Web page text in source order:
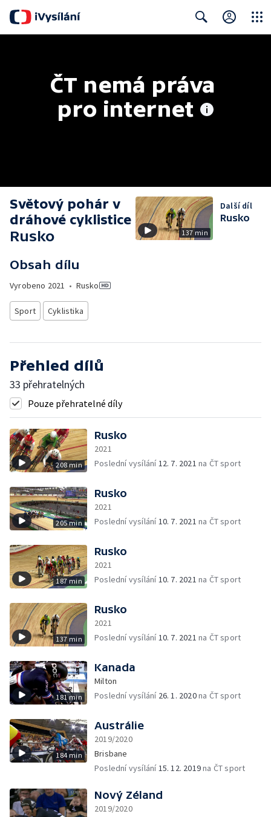
ČT nemá práva
pro internet
Světový pohár v
dráhové cyklistice
Rusko
Obsah dílu
Vyrobeno 2021 • Rusko
Sport Cyklistika
137 min
Další díl
Rusko
Přehled dílů
33 přehratelných
Pouze přehratelné díly
208 min
Rusko
2021
Poslední vysílání12. 7. 2021 na ČT sport
205 min
Rusko
2021
Poslední vysílání10. 7. 2021 na ČT sport
187 min
Rusko
2021
Poslední vysílání10. 7. 2021 na ČT sport
137 min
Rusko
2021
Poslední vysílání10. 7. 2021 na ČT sport
181 min
Kanada
Milton
Poslední vysílání 26. 1. 2020na ČT sport
184 min
Austrálie
2019/2020
Brisbane
Poslední vysílání15. 12. 2019na ČT sport
Nový Zéland
2019/2020